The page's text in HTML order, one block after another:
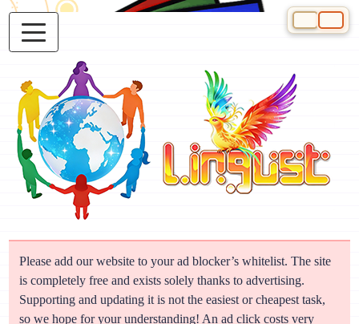
Please add our website to your ad blocker’s whitelist. The site
is completely free and exists solely thanks to advertising.
Supporting and updating it is not the easiest or cheapest task,
so we hope for your understanding! An ad click costs very